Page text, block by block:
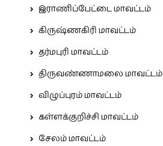
இராணிப்பேட்டை மாவட்டம்
கிருஷ்ணகிரி மாவட்டம்
தர்மபுரி மாவட்டம்
திருவண்ணாமலை மாவட்டம்
விழுப்புரம் மாவட்டம்
கள்ளக்குறிச்சி மாவட்டம்
சேலம் மாவட்டம்